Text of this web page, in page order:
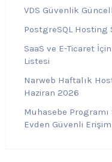
VDS Güvenlik
PostgreSQL Hosting
SaaS ve E-Ticaret
Listesi
Narweb Haftalık
Haziran 2026
Muhasebe
Evden Güvenli